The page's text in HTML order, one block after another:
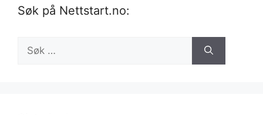
Søk på Nettstart.no:
etter: